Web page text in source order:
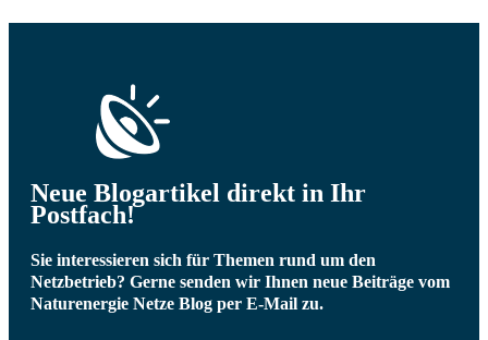
Neue Blogartikel direkt in Ihr
Postfach!
Sie interessieren sich für Themen rund um den
Netzbetrieb? Gerne senden wir Ihnen neue Beiträge vom
Naturenergie Netze Blog per E-Mail zu.